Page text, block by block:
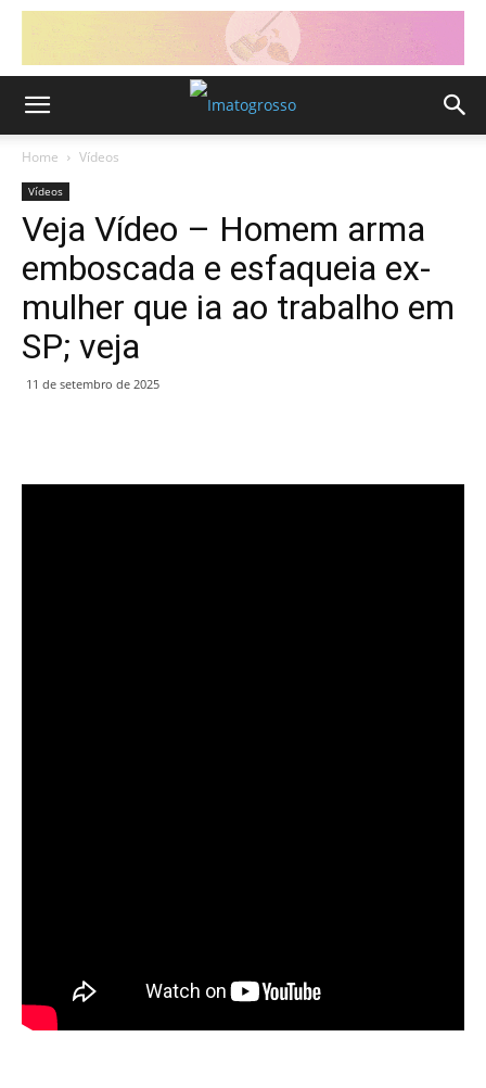
Home Vídeos
Vídeos
Veja Vídeo – Homem arma
emboscada e esfaqueia ex-
mulher que ia ao trabalho em
SP; veja
11 de setembro de 2025